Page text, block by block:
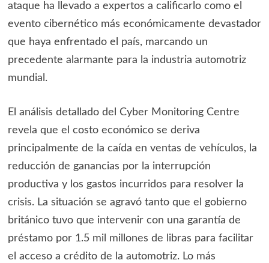
ataque ha llevado a expertos a calificarlo como el
evento cibernético más económicamente devastador
que haya enfrentado el país, marcando un
precedente alarmante para la industria automotriz
mundial.
El análisis detallado del Cyber Monitoring Centre
revela que el costo económico se deriva
principalmente de la caída en ventas de vehículos, la
reducción de ganancias por la interrupción
productiva y los gastos incurridos para resolver la
crisis. La situación se agravó tanto que el gobierno
británico tuvo que intervenir con una garantía de
préstamo por 1.5 mil millones de libras para facilitar
el acceso a crédito de la automotriz. Lo más